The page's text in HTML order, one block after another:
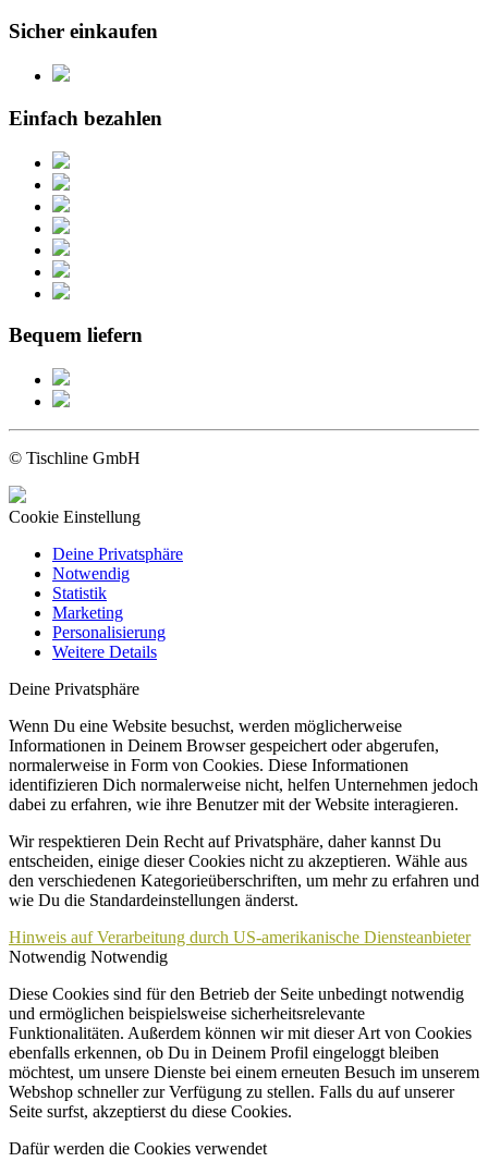
Sicher einkaufen
Einfach bezahlen
Bequem liefern
© Tischline GmbH
Cookie Einstellung
Deine Privatsphäre
Notwendig
Statistik
Marketing
Personalisierung
Weitere Details
Deine Privatsphäre
Wenn Du eine Website besuchst, werden möglicherweise
Informationen in Deinem Browser gespeichert oder abgerufen,
normalerweise in Form von Cookies. Diese Informationen
identifizieren Dich normalerweise nicht, helfen Unternehmen jedoch
dabei zu erfahren, wie ihre Benutzer mit der Website interagieren.
Wir respektieren Dein Recht auf Privatsphäre, daher kannst Du
entscheiden, einige dieser Cookies nicht zu akzeptieren. Wähle aus
den verschiedenen Kategorieüberschriften, um mehr zu erfahren und
wie Du die Standardeinstellungen änderst.
Hinweis auf Verarbeitung durch US-amerikanische Diensteanbieter
Notwendig Notwendig
Diese Cookies sind für den Betrieb der Seite unbedingt notwendig
und ermöglichen beispielsweise sicherheitsrelevante
Funktionalitäten. Außerdem können wir mit dieser Art von Cookies
ebenfalls erkennen, ob Du in Deinem Profil eingeloggt bleiben
möchtest, um unsere Dienste bei einem erneuten Besuch im unserem
Webshop schneller zur Verfügung zu stellen. Falls du auf unserer
Seite surfst, akzeptierst du diese Cookies.
Dafür werden die Cookies verwendet